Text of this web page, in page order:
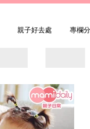
親子好去處 專欄